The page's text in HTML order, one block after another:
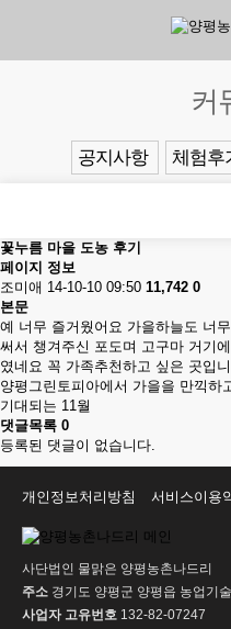
커
공지사항 체험후
꽃누름 마을 도농 후기
페이지 정보
조미애 14-10-10 09:50 11,742 0
본문
예 너무 즐거웠어요 가을하늘도 너
써서 챙겨주신 포도며 고구마 거기
였네요 꼭 가족추천하고 싶은 곳입
양평그린토피아에서 가을을 만끽하
기대되는 11월
댓글목록 0
등록된 댓글이 없습니다.
개인정보처리방침 서비스이용
사단법인 물맑은 양평농촌나드리
주소 경기도 양평군 양평읍 농업기
사업자 고유번호 132-82-07247